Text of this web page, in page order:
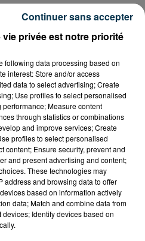
privée est notre priorité
following data processing based on
interest: Store and/or access
data to select advertising; Create
Use profiles to select personalised
Measure content
through statistics or combinations
and improve services; Create
profiles to select personalised
content; Ensure security, prevent and
and present advertising and content;
These technologies may
address and browsing data to offer
based on information actively
data; Match and combine data from
Identify devices based on
Continuer sans accepter